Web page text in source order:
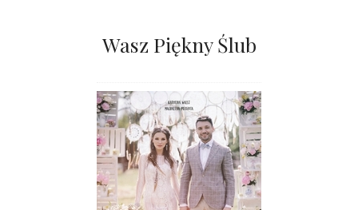
Wasz Piękny Ślub